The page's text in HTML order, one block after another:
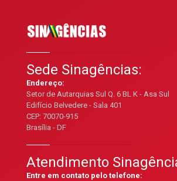
Sede Sinagências:
Endereço:
Setor de Autarquias Sul Q. 6 BL K - Asa Sul
Edifício Belvedere - Sala 401
CEP: 70070-915
Brasília - DF
Atendimento
Entre em contato pelo telefone: